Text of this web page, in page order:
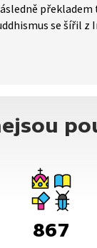
se šířil z
existuje více
867